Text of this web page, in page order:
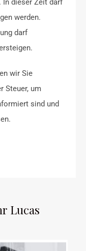
In dieser Zeit darf
werden.
darf
wir Sie
Steuer, um
sind und
Lucas